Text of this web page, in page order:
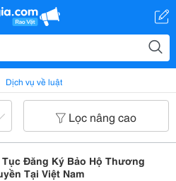
Dịch vụ về luật
Lọc nâng cao
Đăng Ký Bảo Hộ Thương
Tại Việt Nam